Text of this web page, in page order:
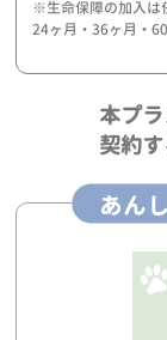
※生命保障の加入は
24ヶ月・36ヶ月・
本プ
契約
あん